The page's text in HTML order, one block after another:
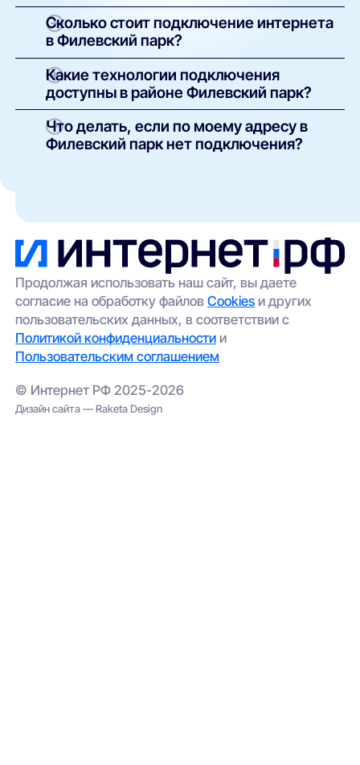
Просто введите точный адрес (улицу и номер
дома) в поиске на нашем сайте. Система
покажет полный список доступных интернет-
провайдеров и тарифов с указанием скорости,
стоимости, наличия ТВ и условий подключения.
Сколько стоит подключение интернета
в Филевский парк?
У большинства операторов базовое
подключение проводится бесплатно.
Оплачивается только выбранный тариф и, при
необходимости, аренда или покупка
оборудования. Точные условия указаны в
карточке каждого предложения.
Какие технологии подключения
доступны в районе Филевский парк?
В зависимости от здания и инфраструктуры
провайдеров могут быть доступны:
оптоволоконный интернет (FTTH/GPON);
особенно актуален для частных домов и
удалённых участков.
Что делать, если по моему адресу в
Филевский парк нет подключения?
оставить заявку через наш сайт — мы
передадим её провайдерам;
выбрать альтернативный вариант
(например, беспроводной интернет);
проверить соседние адреса — иногда
сеть проведена в соседнем корпусе.
Продолжая использовать наш сайт, вы даете
согласие на обработку файловCookies и других
пользовательских данных, в соответствии с
Политикой конфиденциальности и
Пользовательским соглашением
© Интернет РФ 2025-2026
Дизайн сайта — Raketa Design